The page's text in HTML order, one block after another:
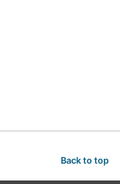
Back to top